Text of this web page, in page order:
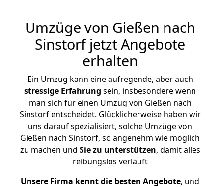
Umzüge von Gießen nach
Sinstorf jetzt Angebote
erhalten
Ein Umzug kann eine aufregende, aber auch
stressige Erfahrung sein, insbesondere wenn
man sich für einen Umzug von Gießen nach
Sinstorf entscheidet. Glücklicherweise haben wir
uns darauf spezialisiert, solche Umzüge von
Gießen nach Sinstorf, so angenehm wie möglich
zu machen und Sie zu unterstützen, damit alles
reibungslos verläuft
Unsere Firma kennt die besten Angebote, und